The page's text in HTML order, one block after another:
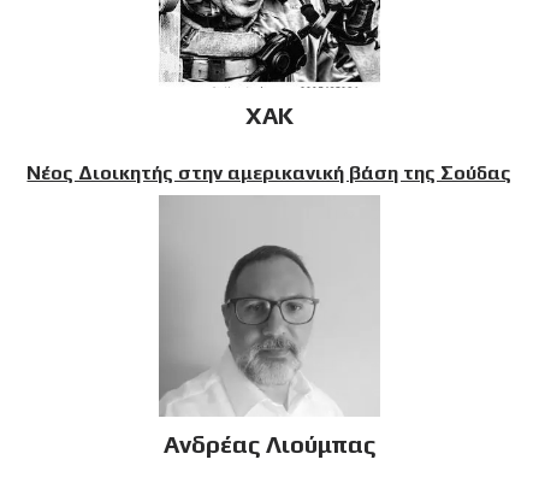
XAK
Νέος Διοικητής στην αμερικανική βάση της Σούδας
Ανδρέας Λιούμπας